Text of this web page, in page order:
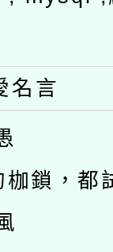
名言
鎖，都